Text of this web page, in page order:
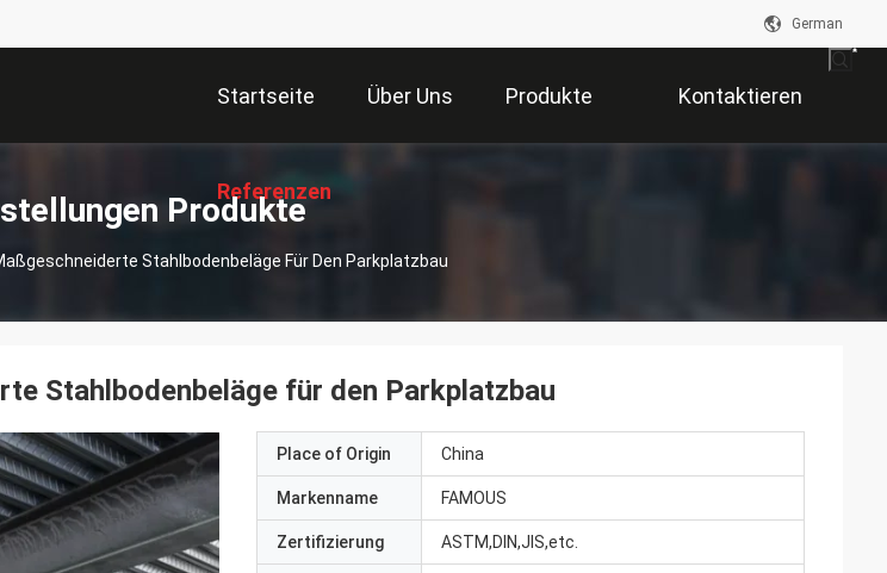
German
Startseite Über Uns Produkte Kontaktieren
Sie Uns
Referenzen
Produkte
Stahlbodenbeläge Für Den Parkplatzbau
Stahlbodenbeläge für den Parkplatzbau
Place of Origin China
Markenname FAMOUS
Zertifizierung ASTM,DIN,JIS,etc.